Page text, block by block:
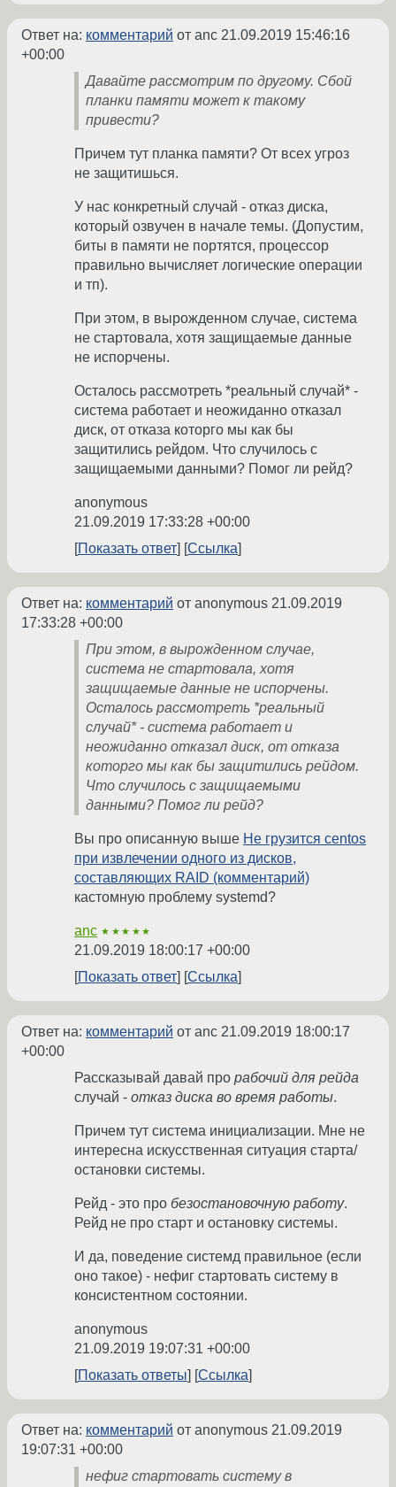
Ответ на: комментарий от anc 21.09.2019 15:46:16
+00:00
Давайте рассмотрим по другому. Сбой
планки памяти может к такому
привести?
Причем тут планка памяти? От всех угроз
не защитишься.
У нас конкретный случай - отказ диска,
который озвучен в начале темы. (Допустим,
биты в памяти не портятся, процессор
правильно вычисляет логические операции
и тп).
При этом, в вырожденном случае, система
не стартовала, хотя защищаемые данные
не испорчены.
Осталось рассмотреть *реальный случай* -
система работает и неожиданно отказал
диск, от отказа которго мы как бы
защитились рейдом. Что случилось с
защищаемыми данными? Помог ли рейд?
anonymous
21.09.2019 17:33:28 +00:00
Показать ответ
Ссылка
Ответ на: комментарий от anonymous 21.09.2019
17:33:28 +00:00
При этом, в вырожденном случае,
система не стартовала, хотя
защищаемые данные не испорчены.
Осталось рассмотреть *реальный
случай* - система работает и
неожиданно отказал диск, от отказа
которго мы как бы защитились рейдом.
Что случилось с защищаемыми
данными? Помог ли рейд?
Вы про описанную выше Не грузится centos
при извлечении одного из дисков,
составляющих RAID (комментарий)
кастомную проблему systemd?
anc ★★★★★
21.09.2019 18:00:17 +00:00
Показать ответ
Ссылка
Ответ на: комментарий от anc 21.09.2019 18:00:17
+00:00
Рассказывай давай про рабочий для рейда
случай - отказ диска во время работы.
Причем тут система инициализации. Мне не
интересна искусственная ситуация старта/
остановки системы.
Рейд - это про безостановочную работу.
Рейд не про старт и остановку системы.
И да, поведение системд правильное (если
оно такое) - нефиг стартовать систему в
консистентном состоянии.
anonymous
21.09.2019 19:07:31 +00:00
Показать ответы
Ссылка
Ответ на: комментарий от anonymous 21.09.2019
19:07:31 +00:00
нефиг стартовать систему в